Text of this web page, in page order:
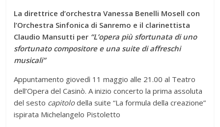
La direttrice d’orchestra Vanessa Benelli Mosell con
l’Orchestra Sinfonica di Sanremo e il clarinettista
Claudio Mansutti per “L’opera più sfortunata di uno
sfortunato compositore e una suite di affreschi
musicali”
Appuntamento giovedì 11 maggio alle 21.00 al Teatro
dell’Opera del Casinò. A inizio concerto la prima assoluta
del sesto capitolodella suite “La formula della creazione”
ispirata Michelangelo Pistoletto